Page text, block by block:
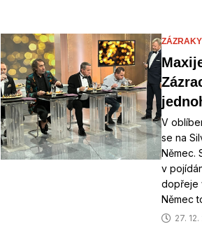
V
se na
Němec.
v
dopřeje
Němec
27.